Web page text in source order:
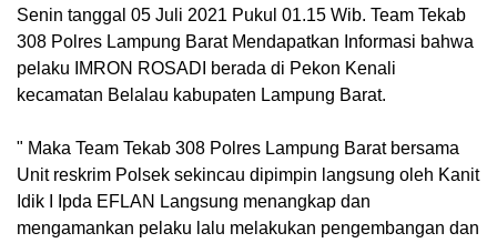
Senin tanggal 05 Juli 2021 Pukul 01.15 Wib. Team Tekab
308 Polres Lampung Barat Mendapatkan Informasi bahwa
pelaku IMRON ROSADI berada di Pekon Kenali
kecamatan Belalau kabupaten Lampung Barat.
" Maka Team Tekab 308 Polres Lampung Barat bersama
Unit reskrim Polsek sekincau dipimpin langsung oleh Kanit
Idik I Ipda EFLAN Langsung menangkap dan
mengamankan pelaku lalu melakukan pengembangan dan